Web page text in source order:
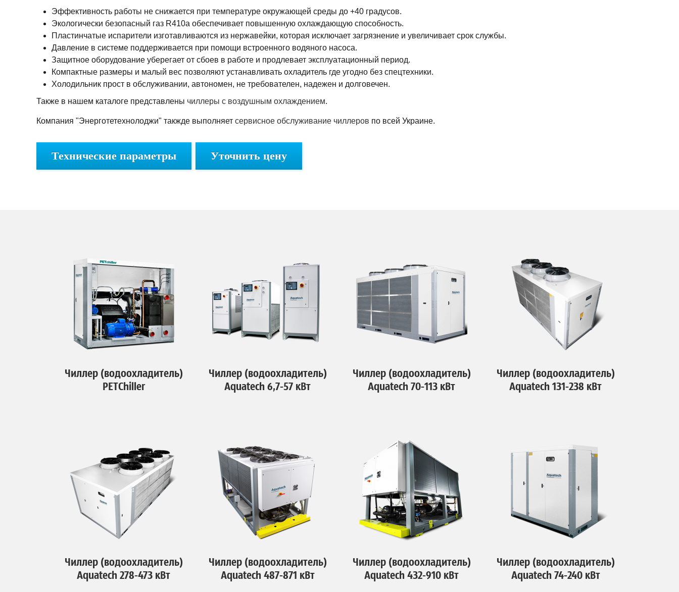
Эффективность работы не снижается при температуре окружающей среды до +40 градусов.
Экологически безопасный газ R410a обеспечивает повышенную охлаждающую способность.
Пластинчатые испарители изготавливаются из нержавейки, которая исключает загрязнение и увеличивает срок службы.
Давление в системе поддерживается при помощи встроенного водяного насоса.
Защитное оборудование уберегает от сбоев в работе и продлевает эксплуатационный период.
Компактные размеры и малый вес позволяют устанавливать охладитель где угодно без спецтехники.
Холодильник прост в обслуживании, автономен, не требователен, надежен и долговечен.
Также в нашем каталоге представлены чиллеры с воздушным охлаждением.
Компания "Энерготетехнолоджи" такжде выполняет сервисное обслуживание чиллеров по всей Украине.
Технические параметры Уточнить цену
Чиллер (водоохладитель)
PETChiller
Чиллер (водоохладитель)
Aquatech 6,7-57 кВт
Чиллер (водоохладитель)
Aquatech 70-113 кВт
Чиллер (водоохладитель)
Aquatech 131-238 кВт
Чиллер (водоохладитель)
Aquatech 278-473 кВт
Чиллер (водоохладитель)
Aquatech 487-871 кВт
Чиллер (водоохладитель)
Aquatech 432-910 кВт
Чиллер (водоохладитель)
Aquatech 74-240 кВт